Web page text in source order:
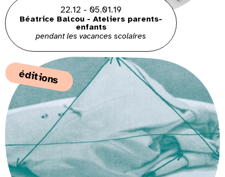
22.12 - 05.01.19
Béatrice Balcou - Ateliers parents-
enfants
pendant les vacances scolaires
éditions